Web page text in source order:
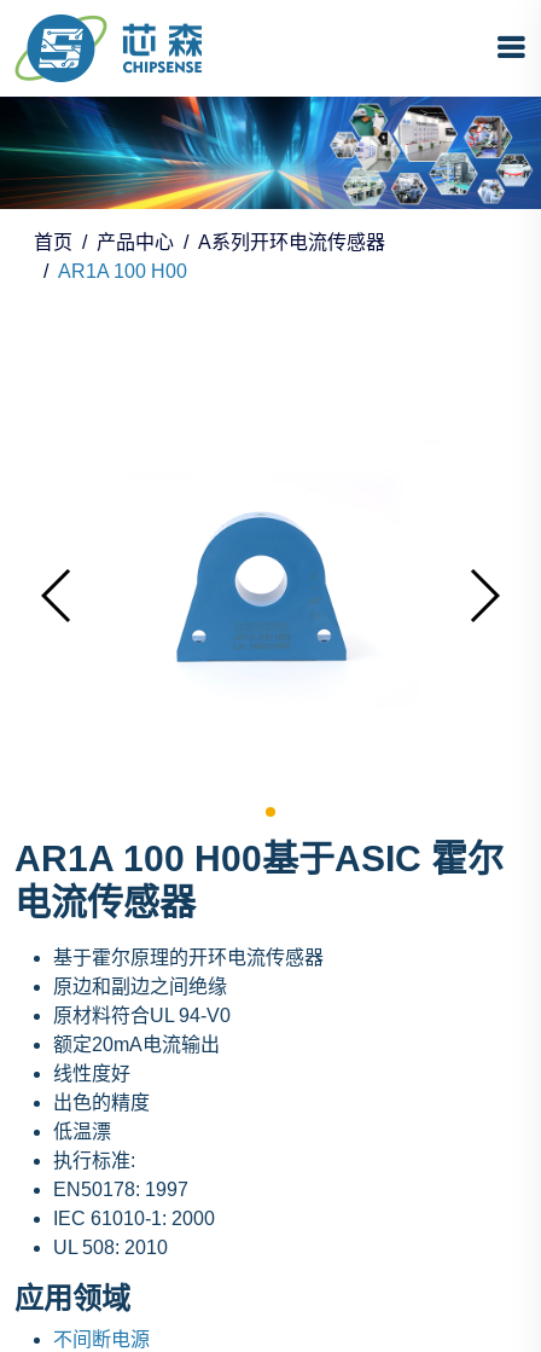
首页 产品中心
A系列开环电流传感器
AR1A 100 H00
AR1A 100 H00基于ASIC 霍尔
电流传感器
基于霍尔原理的开环电流传感器
原边和副边之间绝缘
原材料符合UL 94-V0
额定20mA电流输出
线性度好
出色的精度
低温漂
执行标准:
EN50178: 1997
IEC 61010-1: 2000
UL 508: 2010
应用领域
不间断电源